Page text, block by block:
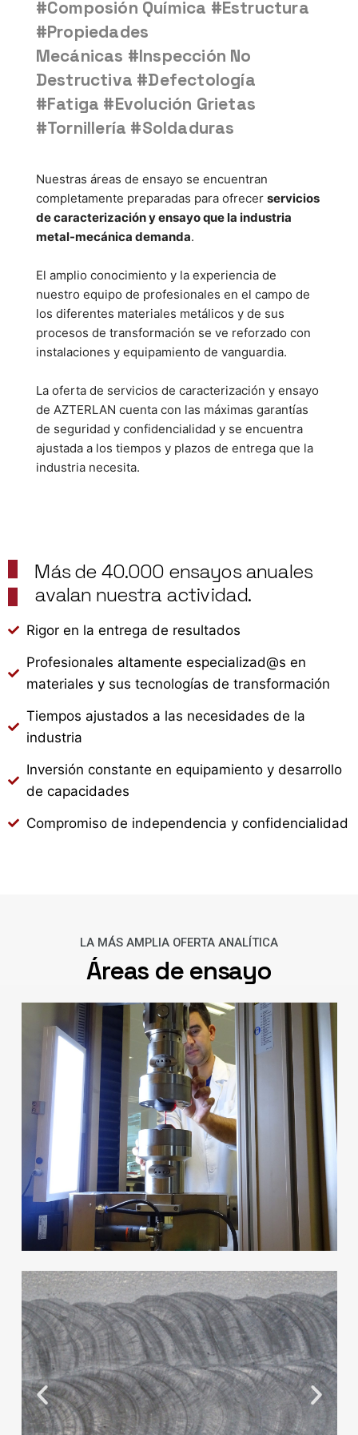
#Composión Química #Estructura
#Propiedades
Mecánicas #Inspección No
Destructiva #Defectología
#Fatiga #Evolución Grietas
#Tornillería #Soldaduras
Nuestras áreas de ensayo se encuentran
completamente preparadas para ofrecer servicios
de caracterización y ensayo que la industria
metal-mecánica demanda.
El amplio conocimiento y la experiencia de
nuestro equipo de profesionales en el campo de
los diferentes materiales metálicos y de sus
procesos de transformación se ve reforzado con
instalaciones y equipamiento de vanguardia.
La oferta de servicios de caracterización y ensayo
de AZTERLAN cuenta con las máximas garantías
de seguridad y confidencialidad y se encuentra
ajustada a los tiempos y plazos de entrega que la
industria necesita.
Más de 40.000 ensayos anuales
avalan nuestra actividad.
Rigor en la entrega de resultados
Profesionales altamente especializad@s en
materiales y sus tecnologías de transformación
Tiempos ajustados a las necesidades de la
industria
Inversión constante en equipamiento y desarrollo
de capacidades
Compromiso de independencia y confidencialidad
LA MÁS AMPLIA OFERTA ANALÍTICA
Áreas de ensayo
Ensayos físicos y de
propiedades mecánicas
Más